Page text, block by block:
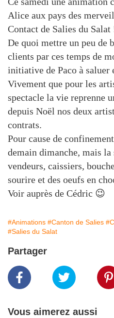
Alice aux pays des
Contact de Salies du Salat
De quoi mettre un peu de
clients par ces temps de
initiative de Paco à saluer
Vivement que pour les
spectacle la vie reprenne
depuis Noël nos deux
contrats.
Pour cause de
demain dimanche, mais
vendeurs, caissiers,
sourire et des oeufs en
Voir auprès de Cédric 😉
#Animations #Canton de Salies
#Salies du Salat
Partager
Vous aimerez aussi